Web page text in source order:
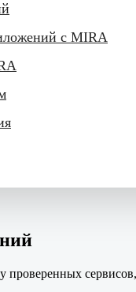
с MIRA
проверенных